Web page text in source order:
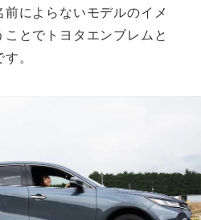
によらないモデルのイメ
とでトヨタエンブレムと
。